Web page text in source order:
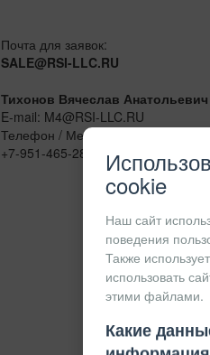
Почта для заявок:
SALE@RSI-LLC.RU
Тихонов Вячеслав Анатольевич
E-mail: M4@RSI-LLC.RU
Телефон / Мессенджеры:
+7-951-465-28-41
cookie
Наш сайт
поведения
Также
использовать
этими файлами.
Какие